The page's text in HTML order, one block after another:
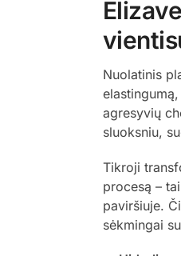
Nuolatinis
agresyvių
sluoksniu,
Tikroji
procesą –
paviršiuje.
sėkmingai